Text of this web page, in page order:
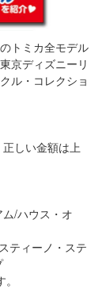
トミカ全モデル
京ディズニーリ
ル・コレクショ
しい金額は上
/ハウス・オ
ティーノ・ステ